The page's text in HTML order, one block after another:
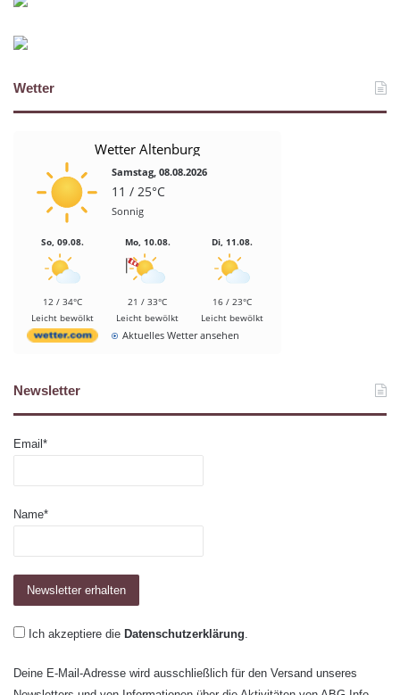
Wetter
Wetter Altenburg
Samstag, 08.08.2026
11 / 25°C
Sonnig
So, 09.08.
12 / 34°C
Leicht bewölkt
Mo, 10.08.
21 / 33°C
Leicht bewölkt
Di, 11.08.
16 / 23°C
Leicht bewölkt
Aktuelles Wetter ansehen
Newsletter
Email*
Name*
Ich akzeptiere die Datenschutzerklärung.
Deine E-Mail-Adresse wird ausschließlich für den Versand unseres